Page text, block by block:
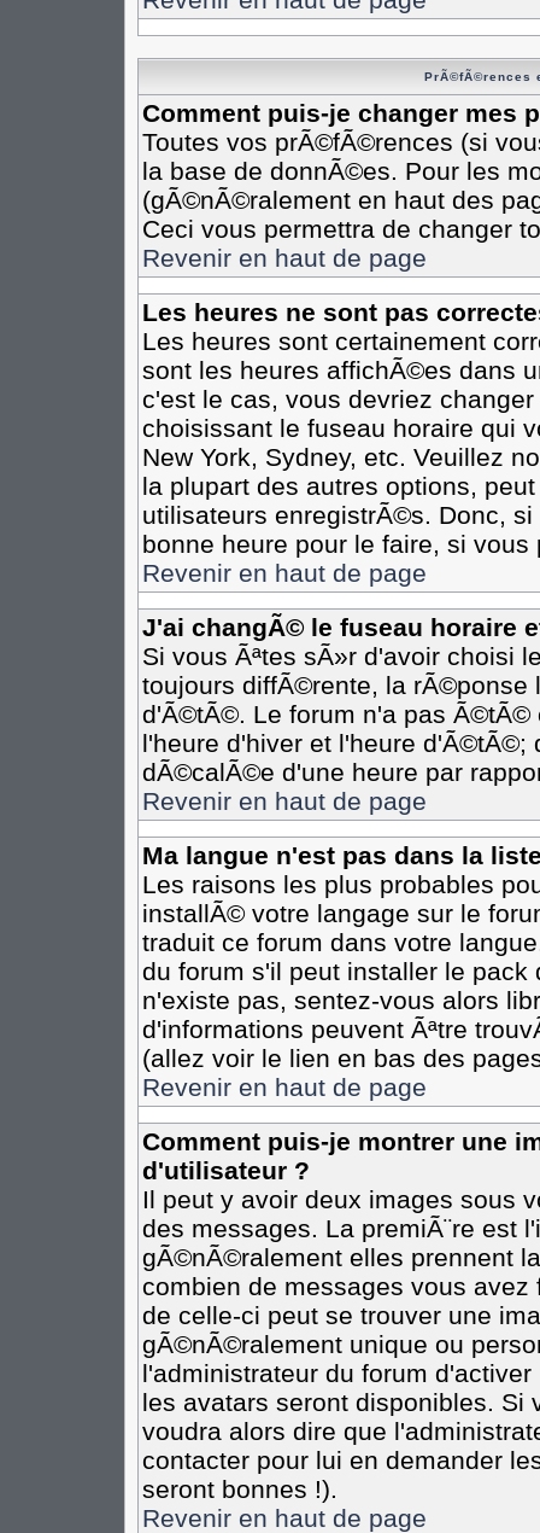
PrÃ©fÃ©rences
Comment puis-je changer mes
Toutes vos prÃ©fÃ©rences (si
la base de donnÃ©es. Pour les
(gÃ©nÃ©ralement en haut des
Ceci vous permettra de changer
Revenir en haut de page
Les heures ne sont pas
Les heures sont certainement
sont les heures affichÃ©es dans
c'est le cas, vous devriez
choisissant le fuseau horaire qui
New York, Sydney, etc. Veuillez
la plupart des autres options,
utilisateurs enregistrÃ©s. Donc,
bonne heure pour le faire, si
Revenir en haut de page
J'ai changÃ© le fuseau horaire
Si vous Ãªtes sÃ»r d'avoir choisi
toujours diffÃ©rente, la
d'Ã©tÃ©. Le forum n'a pas Ã©tÃ©
l'heure d'hiver et l'heure
dÃ©calÃ©e d'une heure par
Revenir en haut de page
Ma langue n'est pas dans la
Les raisons les plus probables
installÃ© votre langage sur le
traduit ce forum dans votre
du forum s'il peut installer le
n'existe pas, sentez-vous alors
d'informations peuvent Ãªtre
(allez voir le lien en bas des
Revenir en haut de page
Comment puis-je montrer une
d'utilisateur ?
Il peut y avoir deux images sous
des messages. La premiÃ¨re est
gÃ©nÃ©ralement elles prennent
combien de messages vous
de celle-ci peut se trouver une
gÃ©nÃ©ralement unique ou
l'administrateur du forum
les avatars seront disponibles. Si
voudra alors dire que
contacter pour lui en demander
seront bonnes !).
Revenir en haut de page